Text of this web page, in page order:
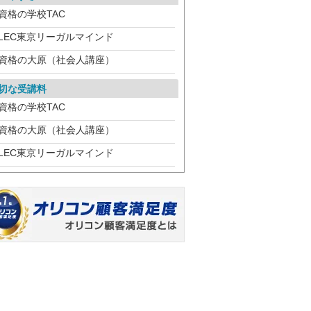
格の学校TAC
東京リーガルマインド
格の大原（社会人講座）
な受講料
格の学校TAC
格の大原（社会人講座）
東京リーガルマインド